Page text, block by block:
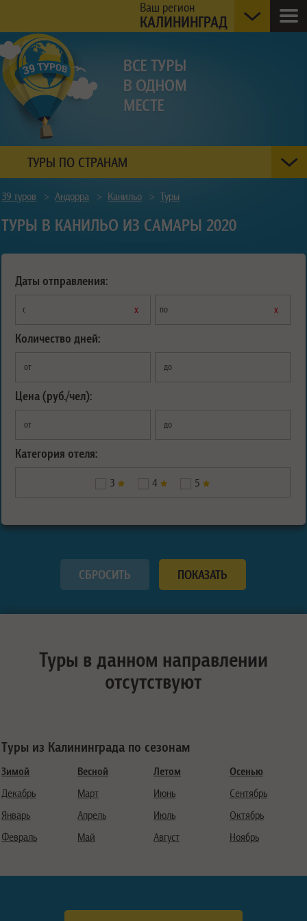
Ваш регион
КАЛИНИНГРАД
ТУРЫ ПО СТРАНАМ
39 туров > Андорра > Канильо > Туры
ТУРЫ В КАНИЛЬО ИЗ САМАРЫ 2020
Даты отправления:
с х по х
Количество дней:
от до
Цена (руб./чел):
от до
Категория отеля:
3 4 5
Туры в данном направлении
отсутствуют
Туры из Калининграда по сезонам
Зимой
Декабрь
Январь
Февраль
Весной
Март
Апрель
Май
Летом
Июнь
Июль
Август
Осенью
Сентябрь
Октябрь
Ноябрь